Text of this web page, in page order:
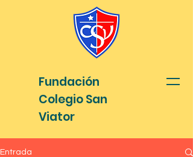
Fundación
Colegio San
Viator
Entrada